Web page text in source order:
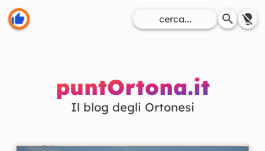
puntOrtona.it
Il blog degli Ortonesi